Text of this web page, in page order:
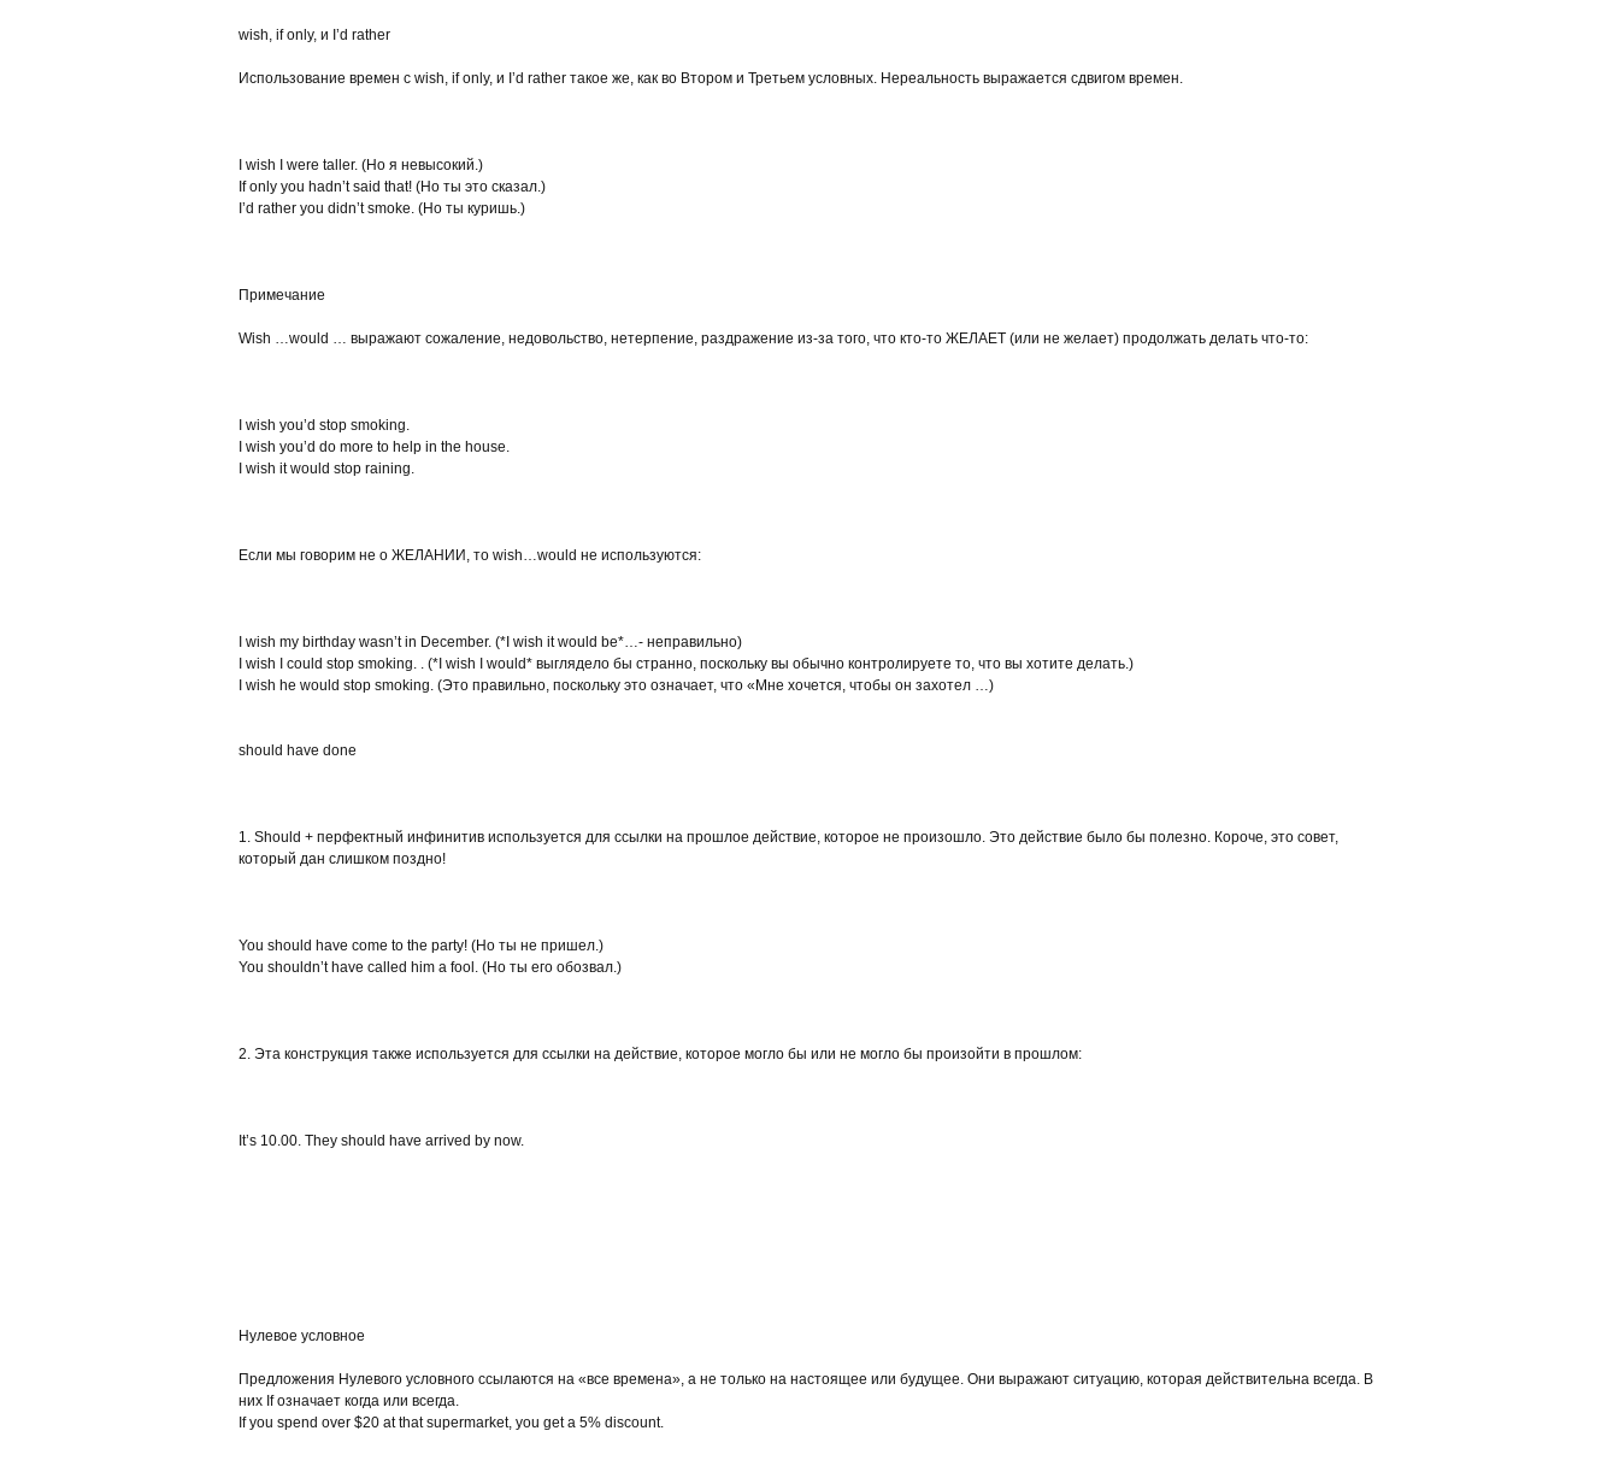
wish, if only, и I’d rather
Использование времен с wish, if only, и I’d rather такое же, как во Втором и Третьем условных. Нереальность выражается сдвигом времен.
I wish I were taller. (Но я невысокий.)
If only you hadn’t said that! (Но ты это сказал.)
I’d rather you didn’t smoke. (Но ты куришь.)
Примечание
Wish …would … выражают сожаление, недовольство, нетерпение, раздражение из-за того, что кто-то ЖЕЛАЕТ (или не желает) продолжать делать что-то:
I wish you’d stop smoking.
I wish you’d do more to help in the house.
I wish it would stop raining.
Если мы говорим не о ЖЕЛАНИИ, то wish…would не используются:
I wish my birthday wasn’t in December. (*I wish it would be*…- неправильно)
I wish I could stop smoking. . (*I wish I would* выглядело бы странно, поскольку вы обычно контролируете то, что вы хотите делать.)
I wish he would stop smoking. (Это правильно, поскольку это означает, что «Мне хочется, чтобы он захотел …)
should have done
1. Should + перфектный инфинитив используется для ссылки на прошлое действие, которое не произошло. Это действие было бы полезно. Короче, это совет,
который дан слишком поздно!
You should have come to the party! (Но ты не пришел.)
You shouldn’t have called him a fool. (Но ты его обозвал.)
2. Эта конструкция также используется для ссылки на действие, которое могло бы или не могло бы произойти в прошлом:
It’s 10.00. They should have arrived by now.
Нулевое условное
Предложения Нулевого условного ссылаются на «все времена», а не только на настоящее или будущее. Они выражают ситуацию, которая действительна всегда. В
них If означает когда или всегда.
If you spend over $20 at that supermarket, you get a 5% discount.